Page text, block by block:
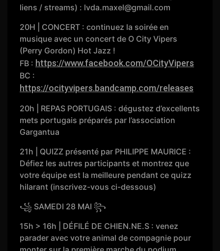
liens / streams) : lvda.maxel@gmail.com
20H | CONCERT : continuez la soirée en
musique avec un concert de O City Vipers
(Perry Gordon) Hot Jazz !
FB : https://www.facebook.com/OCityVipers
BC :
https://ocityvipers.bandcamp.com/releases
20h | REPAS PORTUGAIS : dégustez d’excellents
mets portugais préparés par l’association
Gargantua
21h | QUIZZ présenté par PHILIPPE MAURICE :
Défiez les autres participants et montrez que
votre équipe est la meilleure pendant ce quizz
hilarant (inscrivez-vous ci-dessous)
꧁ SAMEDI 28 MAI ꧂
15h > 16h | DÉFILÉ DE CHIEN.NE.S : venez
parader avec votre animal de compagnie pour